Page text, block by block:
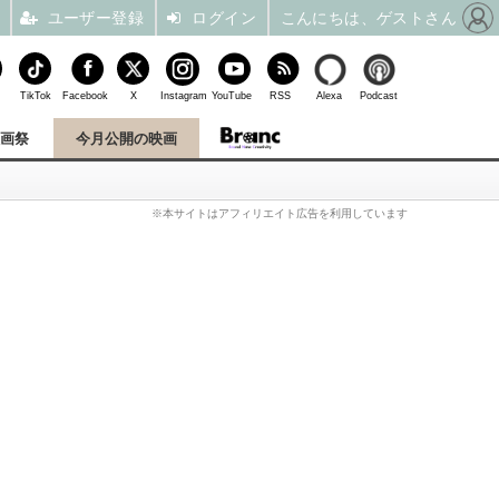
祭 今月公開の映画
※本サイトはアフィリエイト広告を利用しています
TikTok Facebook X Instagram YouTube RSS Alexa Podcast
ユーザー登録 ログイン こんにちは、ゲストさん